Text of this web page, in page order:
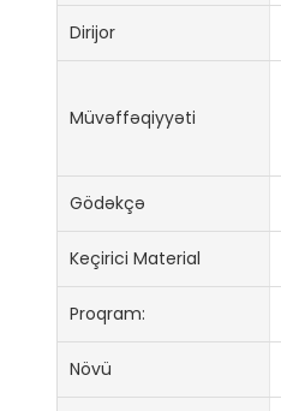
Dirijor
Müvəffəqiyyəti
Gödəkçə
Keçirici Material
Proqram:
Növü